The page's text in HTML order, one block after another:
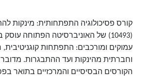
קורס פסיכולוגיה התפתחותית: מינקות
(10493) של האוניברסיטה הפתוחה עוסק
עמוקים ומורכבים: התפתחות קוגניטיבית,
וחברתית מהינקות ועד ההתבגרות.
הקורסים הבסיסיים והמרכזיים בתואר